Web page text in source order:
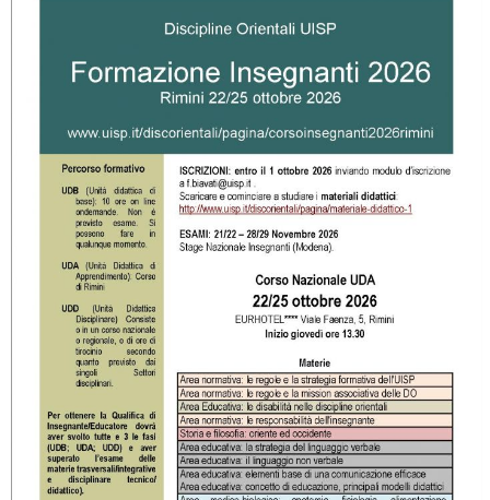
La formazione Uisp rallenta ma prosegue anche in estate